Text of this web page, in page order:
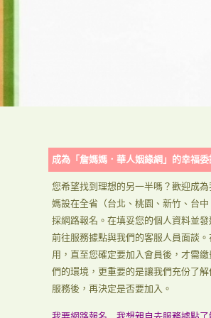
成為「詹媽媽．華人姻緣網」的幸福委
您希望找到理想的另一半嗎？歡迎成
媽設在全省（台北、桃園、新竹、台
採網路報名。在填妥您的個人資料並
前往服務據點與我們的客服人員面談
用，直至您確定要加入會員後，才需
們的環境，更重要的是讓我們充份了
服務後，再決定是否要加入。